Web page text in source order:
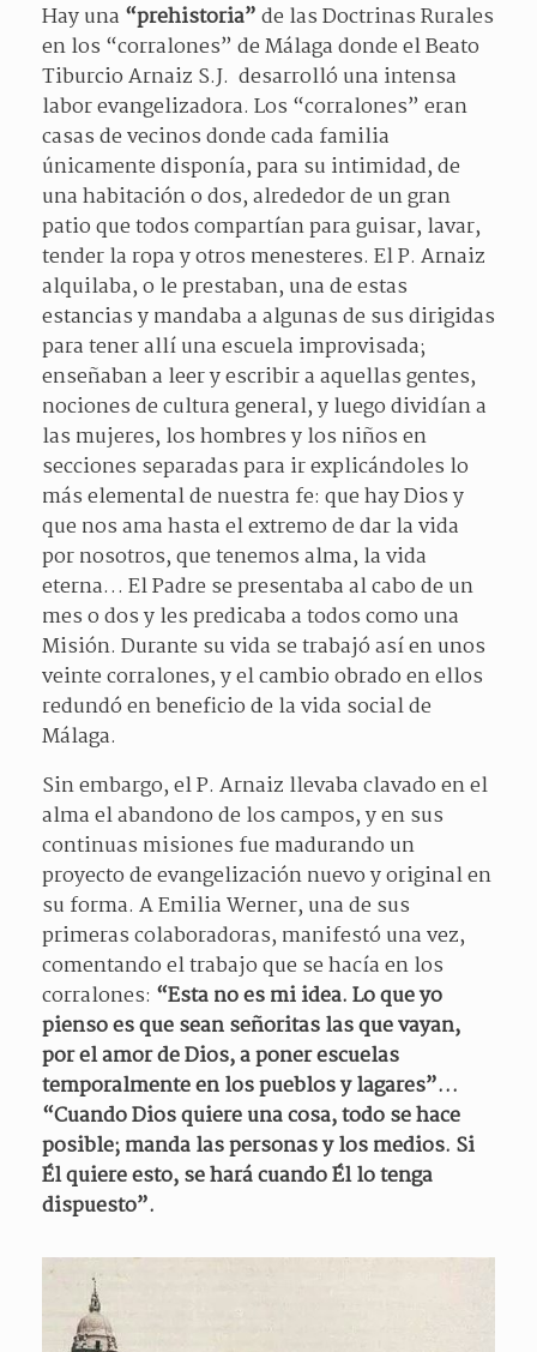
Hay una “prehistoria”de las Doctrinas Rurales
en los “corralones” de Málaga donde el Beato
Tiburcio Arnaiz S.J. desarrolló una intensa
labor evangelizadora. Los “corralones” eran
casas de vecinos donde cada familia
únicamente disponía, para su intimidad, de
una habitación o dos, alrededor de un gran
patio que todos compartían para guisar, lavar,
tender la ropa y otros menesteres. El P. Arnaiz
alquilaba, o le prestaban, una de estas
estancias y mandaba a algunas de sus dirigidas
para tener allí una escuela improvisada;
enseñaban a leer y escribir a aquellas gentes,
nociones de cultura general, y luego dividían a
las mujeres, los hombres y los niños en
secciones separadas para ir explicándoles lo
más elemental de nuestra fe: que hay Dios y
que nos ama hasta el extremo de dar la vida
por nosotros, que tenemos alma, la vida
eterna… El Padre se presentaba al cabo de un
mes o dos y les predicaba a todos como una
Misión. Durante su vida se trabajó así en unos
veinte corralones, y el cambio obrado en ellos
redundó en beneficio de la vida social de
Málaga.
Sin embargo, el P. Arnaiz llevaba clavado en el
alma el abandono de los campos, y en sus
continuas misiones fue madurando un
proyecto de evangelización nuevo y original en
su forma. A Emilia Werner, una de sus
primeras colaboradoras, manifestó una vez,
comentando el trabajo que se hacía en los
corralones: “Esta no es mi idea. Lo que yo
pienso es que sean señoritas las que vayan,
por el amor de Dios, a poner escuelas
temporalmente en los pueblos y lagares”…
“Cuando Dios quiere una cosa, todo se hace
posible; manda las personas y los medios. Si
Él quiere esto, se hará cuando Él lo tenga
dispuesto”.